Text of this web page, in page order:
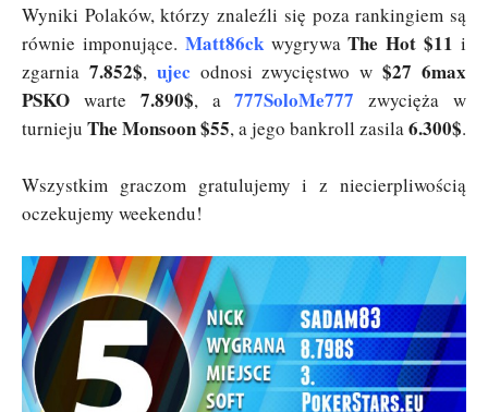
Wyniki Polaków, którzy znaleźli się poza rankingiem są
równie imponujące. Matt86ckwygrywaThe Hot $11 i
zgarnia 7.852$, ujec odnosi zwycięstwo w$27 6max
PSKO warte 7.890$, a777SoloMe777 zwycięża w
turnieju The Monsoon $55, a jego bankroll zasila6.300$.
Wszystkim graczom gratulujemy i z niecierpliwością
oczekujemy weekendu!